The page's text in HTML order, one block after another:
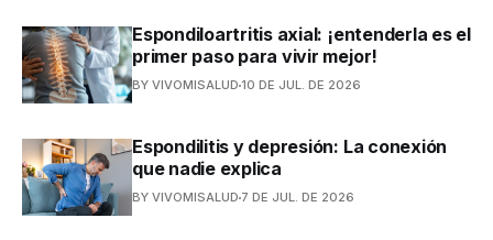
Espondiloartritis axial: ¡entenderla es el
primer paso para vivir mejor!
BY VIVOMISALUD 10 DE JUL. DE 2026
Espondilitis y depresión: La conexión
que nadie explica
BY VIVOMISALUD 7 DE JUL. DE 2026